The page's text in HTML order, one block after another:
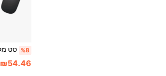
%8
₪54.46